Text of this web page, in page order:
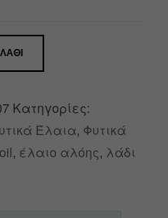
Κατηγορίες:
Έλαια, Φυτικά
, έλαιο αλόης, λάδι